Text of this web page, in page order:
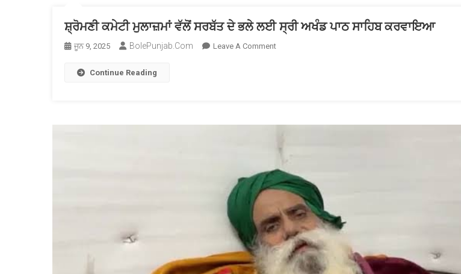
ਸ਼੍ਰੋਮਣੀ ਕਮੇਟੀ ਮੁਲਾਜ਼ਮਾਂ ਵੱਲੋਂ ਸਰਬੱਤ ਦੇ ਭਲੇ ਲਈ ਸ੍ਰੀ ਅਖੰਡ ਪਾਠ ਸਾਹਿਬ ਕਰਵਾਇਆ
ਜੂਨ 9, 2025 BolePunjab.com Leave A CommentOn
ਸ੍ਰੀ
ਅਖੰਡ
ਸਾਹਿਬ
ਕਰਵਾਇਆ
Continue Reading